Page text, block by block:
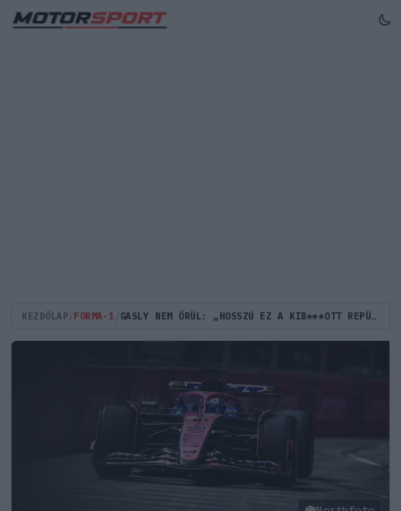
KEZDŐLAP FORMA-1 GASLY NEM ÖRÜL: „HOSSZÚ EZ A KIB***OTT REPÜLŐÚT AHHOZ, HOGY A VÉGÉN KIFORGASSANAK”